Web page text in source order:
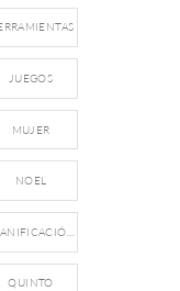
JUEGOS
MUJER
NOEL
QUINTO